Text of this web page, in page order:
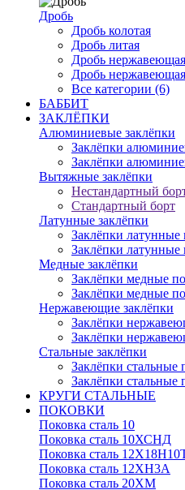
Дробь
Дробь колотая
Дробь литая
Дробь нержавеющая
Дробь
Все категории (6)
БАББИТ
ЗАКЛЁПКИ
Алюминиевые заклёпки
Заклёпки
Заклёпки
Вытяжные заклёпки
Нестандартный
Стандартный борт
Латунные заклёпки
Заклёпки латунные
Заклёпки латунные
Медные заклёпки
Заклёпки медные
Заклёпки медные
Нержавеющие заклёпки
Заклёпки
Заклёпки
Стальные заклёпки
Заклёпки стальные
Заклёпки стальные
КРУГИ СТАЛЬНЫЕ
ПОКОВКИ
Поковка сталь 10
Поковка сталь 10ХСНД
Поковка сталь
Поковка сталь 12ХН3А
Поковка сталь 20ХМ